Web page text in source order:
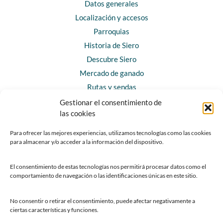
Gestionar el consentimiento de
las cookies
Para ofrecer las mejores experiencias, utilizamos tecnologías como las cookies
para almacenar y/o acceder a la información del dispositivo.
El consentimiento de estas tecnologías nos permitirá procesar datos como el
comportamiento de navegación o las identificaciones únicas en este sitio.
No consentir o retirar el consentimiento, puede afectar negativamente a
ciertas características y funciones.
Datos generales
Localización y accesos
Parroquias
Historia de Siero
Descubre Siero
Mercado de ganado
Rutas y sendas
Horarios y contacto
Teléfonos de interés
Chatbot Siero
SEDES ELECTRÓNICAS
Sede del Ayuntamiento de Siero